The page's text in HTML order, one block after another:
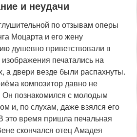
и неудачи
по отзывам оперы
Моцарта и его жену
душевно приветствовали в
изображения печатались на
а двери везде были распахнуты.
композитор давно не
Он познакомился с молодым
и, по слухам, даже взялся его
это время пришла печальная
скончался отец Амадея